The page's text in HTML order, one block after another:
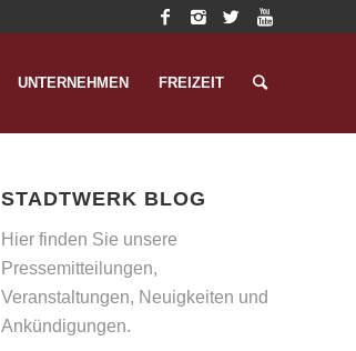
UNTERNEHMEN FREIZEIT
STADTWERK BLOG
Hier finden Sie unsere
Pressemitteilungen,
Veranstaltungen, Neuigkeiten und
Ankündigungen.